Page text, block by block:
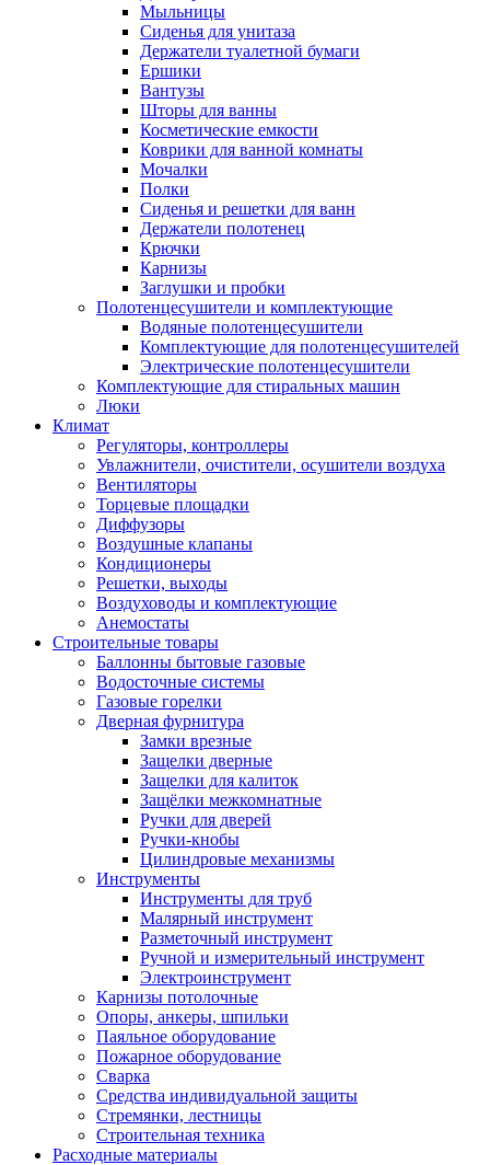
Мыльницы
Сиденья для унитаза
Держатели туалетной бумаги
Ершики
Вантузы
Шторы для ванны
Косметические емкости
Коврики для ванной комнаты
Мочалки
Полки
Сиденья и решетки для ванн
Держатели полотенец
Крючки
Карнизы
Заглушки и пробки
Полотенцесушители и комплектующие
Водяные полотенцесушители
Комплектующие для полотенцесушителей
Электрические полотенцесушители
Комплектующие для стиральных машин
Люки
Климат
Регуляторы, контроллеры
Увлажнители, очистители, осушители воздуха
Вентиляторы
Торцевые площадки
Диффузоры
Воздушные клапаны
Кондиционеры
Решетки, выходы
Воздуховоды и комплектующие
Анемостаты
Строительные товары
Баллонны бытовые газовые
Водосточные системы
Газовые горелки
Дверная фурнитура
Замки врезные
Защелки дверные
Защелки для калиток
Защёлки межкомнатные
Ручки для дверей
Ручки-кнобы
Цилиндровые механизмы
Инструменты
Инструменты для труб
Малярный инструмент
Разметочный инструмент
Ручной и измерительный инструмент
Электроинструмент
Карнизы потолочные
Опоры, анкеры, шпильки
Паяльное оборудование
Пожарное оборудование
Сварка
Средства индивидуальной защиты
Стремянки, лестницы
Строительная техника
Расходные материалы